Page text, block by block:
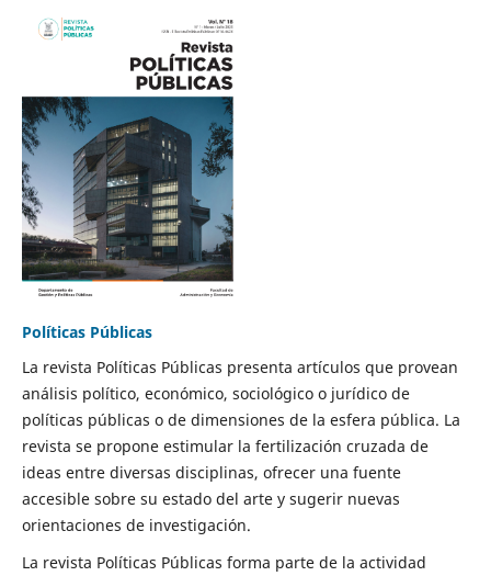
Políticas Públicas
La revista Políticas Públicas presenta artículos que provean
análisis político, económico, sociológico o jurídico de
políticas públicas o de dimensiones de la esfera pública. La
revista se propone estimular la fertilización cruzada de
ideas entre diversas disciplinas, ofrecer una fuente
accesible sobre su estado del arte y sugerir nuevas
orientaciones de investigación.
La revista Políticas Públicas forma parte de la actividad